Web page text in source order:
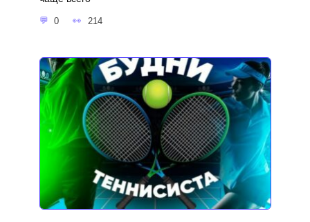
0 214